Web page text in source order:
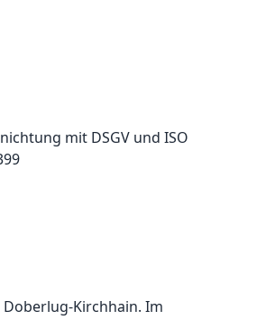
Kirchhain. Im